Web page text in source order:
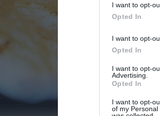
I want to opt-
Opted In
I want to opt-
Opted In
I want to opt-
Advertising.
Opted In
I want to opt-
of my